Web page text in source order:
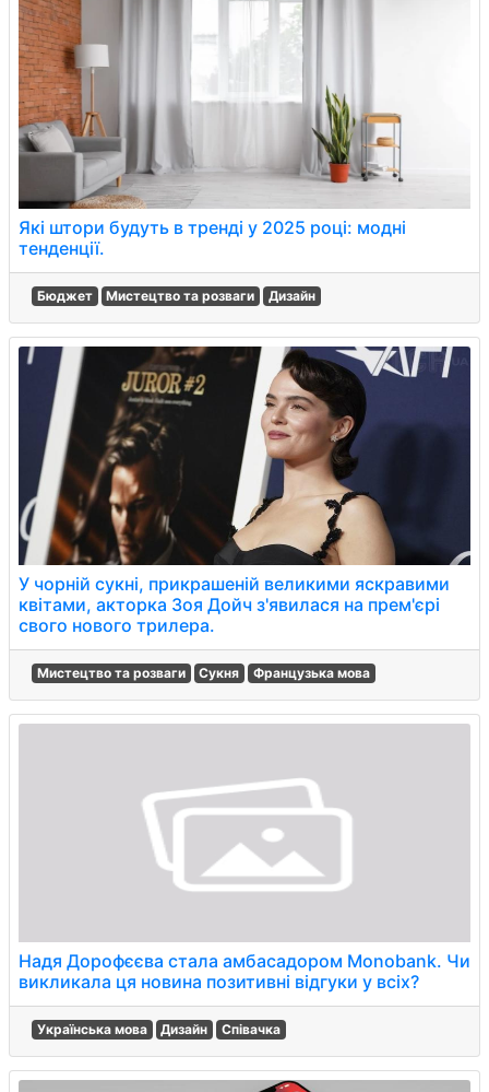
Які штори будуть в тренді у 2025 році: модні
тенденції.
Бюджет Мистецтво та розваги Дизайн
У чорній сукні, прикрашеній великими яскравими
квітами, акторка Зоя Дойч з'явилася на прем'єрі
свого нового трилера.
Мистецтво та розваги Сукня Французька мова
Надя Дорофєєва стала амбасадором Monobank. Чи
викликала ця новина позитивні відгуки у всіх?
Українська мова Дизайн Співачка